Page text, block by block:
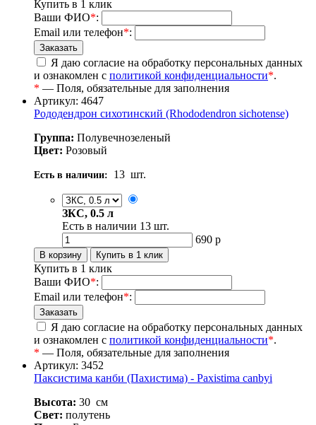
Купить в 1 клик
Ваши ФИО*:
Email или телефон*:
Я даю согласие на обработку персональных данных
и ознакомлен с политикой конфиденциальности*.
* — Поля, обязательные для заполнения
Артикул: 4647
Рододендрон сихотинский (Rhododendron sichotense)
Группа: Полувечнозеленый
Цвет: Розовый
Есть в наличии: 13 шт.
ЗКС, 0.5 л
Есть в наличии 13 шт.
690 р
Купить в 1 клик
Ваши ФИО*:
Email или телефон*:
Я даю согласие на обработку персональных данных
и ознакомлен с политикой конфиденциальности*.
* — Поля, обязательные для заполнения
Артикул: 3452
Паксистима канби (Пахистима) - Paxistima canbyi
Высота: 30 см
Свет: полутень